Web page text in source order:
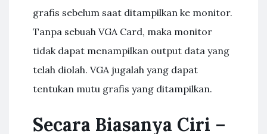
grafis sebelum saat ditampilkan ke monitor.
Tanpa sebuah VGA Card, maka monitor
tidak dapat menampilkan output data yang
telah diolah. VGA jugalah yang dapat
tentukan mutu grafis yang ditampilkan.
Secara Biasanya Ciri –